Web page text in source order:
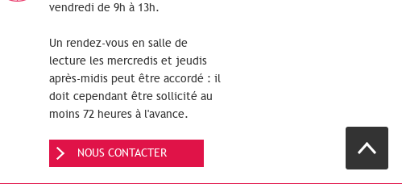
vendredi de 9h à 13h.
Un rendez-vous en salle de
lecture les mercredis et jeudis
après-midis peut être accordé : il
doit cependant être sollicité au
moins 72 heures à l'avance.
NOUS CONTACTER